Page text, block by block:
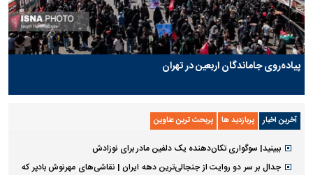
پیاده‌روی جاماندگان اربعین در تهران
آخرین اخبار پربازدید ها پربحث ترین عناوین
ببینید| سوگواری تکان‌دهنده یک دلفین مادر برای نوزادش
جدال بر سر دو روایت از جنجالی‌ترین دهه ایران | نقاشی‌های مهرنوش بادپر که